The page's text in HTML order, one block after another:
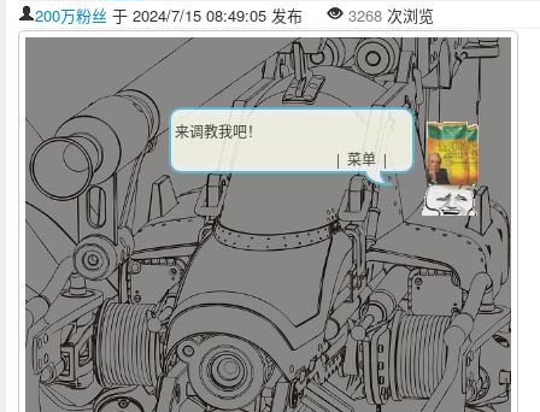
200万粉丝 于 2024/7/15 08:49:05 发布 3268 次浏览
来调教我吧！
| 菜单 |